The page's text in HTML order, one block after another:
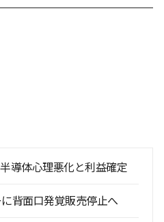
導体心理悪化と利益確定
背面口発覚販売停止へ